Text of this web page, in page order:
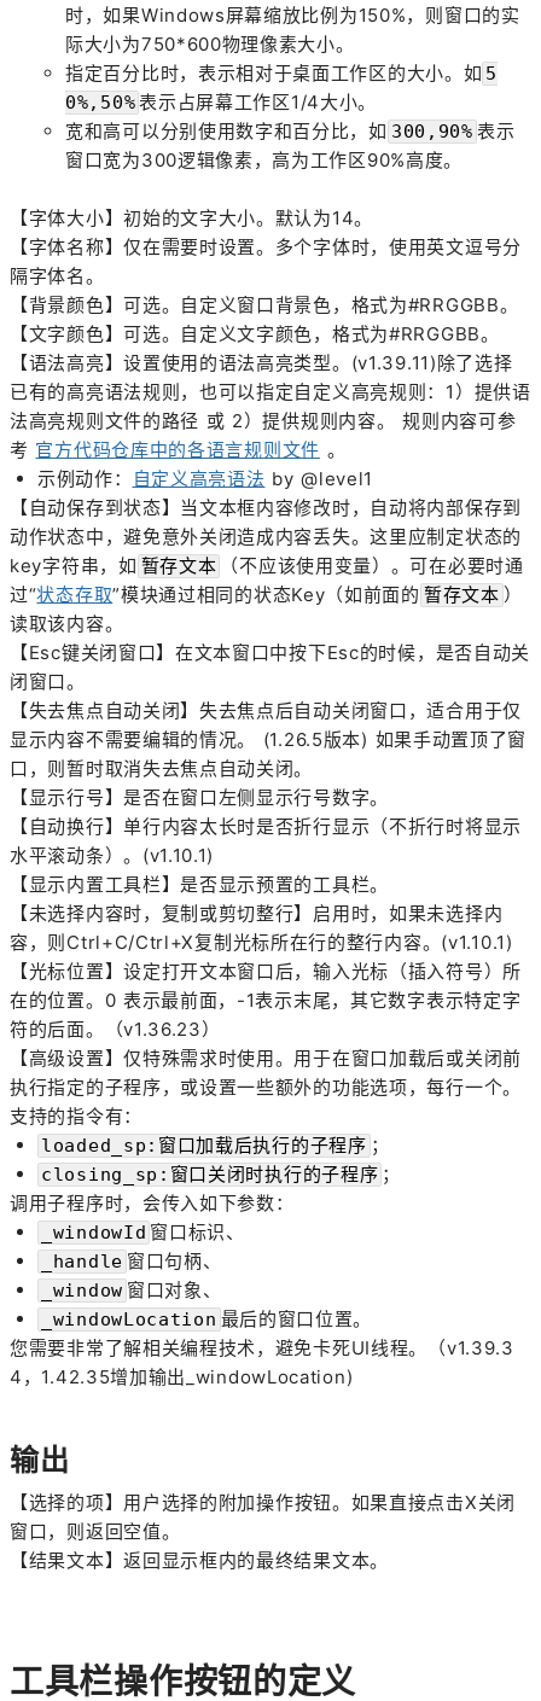
时，如果Windows屏幕缩放比例为150%，则窗口的实
际大小为750*600物理像素大小。
指定百分比时，表示相对于桌面工作区的大小。如 5
0%,50%表示占屏幕工作区1/4大小。
宽和高可以分别使用数字和百分比，如 300,90% 表示
窗口宽为300逻辑像素，高为工作区90%高度。
【字体大小】初始的文字大小。默认为14。
【字体名称】仅在需要时设置。多个字体时，使用英文逗号分
隔字体名。
【背景颜色】可选。自定义窗口背景色，格式为#RRGGBB。
【文字颜色】可选。自定义文字颜色，格式为#RRGGBB。
【语法高亮】设置使用的语法高亮类型。(v1.39.11)除了选择
已有的高亮语法规则，也可以指定自定义高亮规则：1）提供语
法高亮规则文件的路径 或 2）提供规则内容。 规则内容可参
考 官方代码仓库中的各语言规则文件 。
示例动作：
自定义高亮语法 by @level1
【自动保存到状态】当文本框内容修改时，自动将内部保存到
动作状态中，避免意外关闭造成内容丢失。这里应制定状态的
key字符串，如 暂存文本
（不应该使用变量）。可在必要时通
过“状态存取”模块通过相同的状态Key（如前面的 暂存文本 ）
读取该内容。
【Esc键关闭窗口】在文本窗口中按下Esc的时候，是否自动关
闭窗口。
【失去焦点自动关闭】失去焦点后自动关闭窗口，适合用于仅
显示内容不需要编辑的情况。 (1.26.5版本) 如果手动置顶了窗
口，则暂时取消失去焦点自动关闭。
【显示行号】是否在窗口左侧显示行号数字。
【自动换行】单行内容太长时是否折行显示（不折行时将显示
水平滚动条）。(v1.10.1)
【显示内置工具栏】是否显示预置的工具栏。
【未选择内容时，复制或剪切整行】启用时，如果未选择内
容，则Ctrl+C/Ctrl+X复制光标所在行的整行内容。 (v1.10.1)
【光标位置】设定打开文本窗口后，输入光标（插入符号）所
在的位置。0 表示最前面，-1表示末尾，其它数字表示特定字
符的后面。（v1.36.23）
【高级设置】仅特殊需求时使用。用于在窗口加载后或关闭前
执行指定的子程序，或设置一些额外的功能选项，每行一个。
支持的指令有：
loaded_sp:窗口加载后执行的子程序 ；
closing_sp:窗口关闭时执行的子程序 ；
调用子程序时，会传入如下参数：
_windowId 窗口标识、
_handle 窗口句柄、
_window 窗口对象、
_windowLocation 最后的窗口位置。
您需要非常了解相关编程技术，避免卡死UI线程。（v1.39.3
4，1.42.35增加输出_windowLocation)
输出
【选择的项】用户选择的附加操作按钮。如果直接点击X关闭
窗口，则返回空值。
【结果文本】返回显示框内的最终结果文本。
工具栏操作按钮的定义